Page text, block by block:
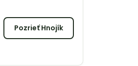
Pozrieť Hnojík